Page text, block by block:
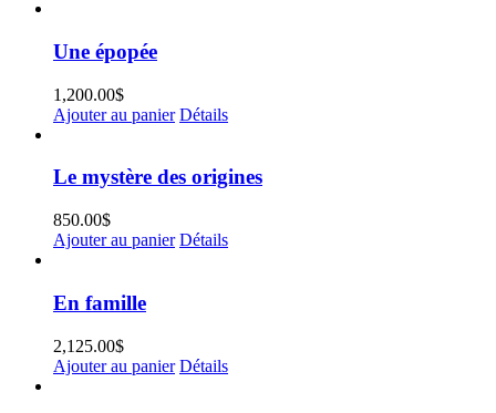
Une épopée
1,200.00$
Ajouter au panier Détails
Le mystère des origines
850.00$
Ajouter au panier Détails
En famille
2,125.00$
Ajouter au panier Détails